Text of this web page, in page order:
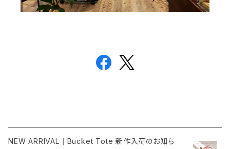
NEW ARRIVAL｜Bucket Tote 新作入荷のお知ら